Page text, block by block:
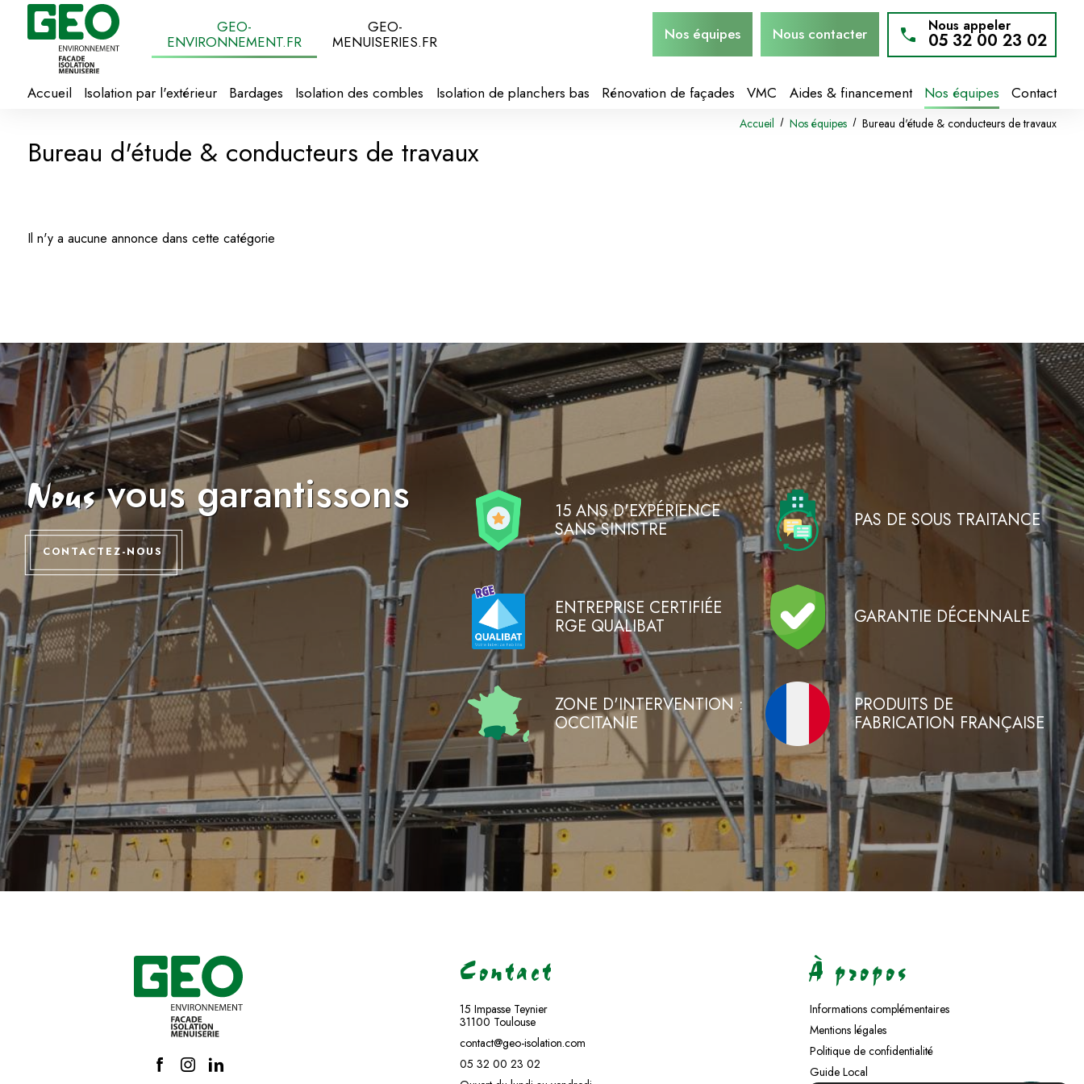
GEO-
ENVIRONNEMENT.FR
GEO-
MENUISERIES.FR Nos équipes Nous contacter Nous appeler
05 32 00 23 02
Accueil Isolation par l'extérieur Bardages Isolation des combles Isolation de planchers bas Rénovation de façades VMC Aides & financement Nos équipes Contact
Accueil Nos équipes Bureau d'étude & conducteurs de travaux
Bureau d'étude & conducteurs de travaux
Il n'y a aucune annonce dans cette catégorie
Nousvous garantissons
CONTACTEZ-NOUS
15 ANS D'EXPÉRIENCE
SANS SINISTRE PAS DE SOUS TRAITANCE
ENTREPRISE CERTIFIÉE
RGE QUALIBAT GARANTIE DÉCENNALE
ZONE D'INTERVENTION :
OCCITANIE
PRODUITS DE
FABRICATION FRANÇAISE
Contact
15 Impasse Teynier
31100 Toulouse
contact@geo-isolation.com
05 32 00 23 02
À propos
Informations complémentaires
Mentions légales
Politique de confidentialité
Guide Local
Panneau de gestion des cookies